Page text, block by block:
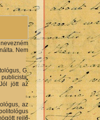
Nem
G.
jött az
az
rejlő